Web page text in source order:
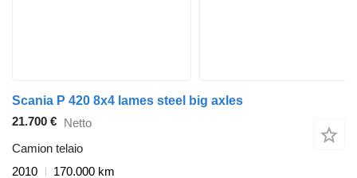
Scania P 420 8x4 lames steel big axles
21.700 € Netto
Camion telaio
2010
170.000 km